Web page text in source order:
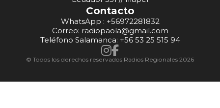
Contacto
WhatsApp : +56972281832
Correo: radiopaola@gmail.com
Teléfono Salamanca: +56 53 25 515 94
© Todos los derechos reservados Radios Regionales 2026